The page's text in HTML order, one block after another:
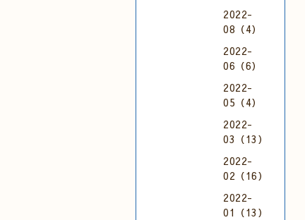
2022-
08（4）
2022-
06（6）
2022-
05（4）
2022-
03（13）
2022-
02（16）
2022-
01（13）